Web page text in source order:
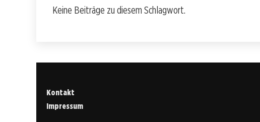
Keine Beiträge zu diesem Schlagwort.
Kontakt
Impressum